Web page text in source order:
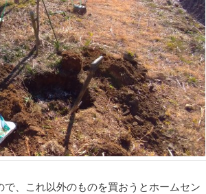
、これ以外のものを買おうとホームセン